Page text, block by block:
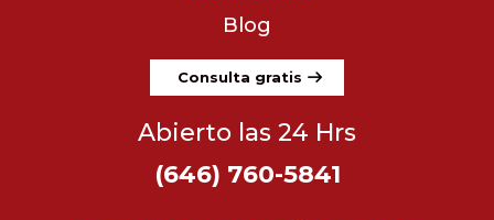
Blog
Consulta gratis
Abierto las 24 Hrs
(646) 760-5841